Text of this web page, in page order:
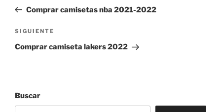
entradas
anterior:
Comprar camisetas nba 2021-2022
Siguiente
entrada
SIGUIENTE
Comprar camiseta lakers 2022
Buscar